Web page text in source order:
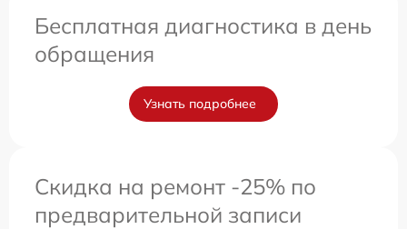
Бесплатная диагностика в день
обращения
Узнать подробнее
Скидка на ремонт -25% по
предварительной записи